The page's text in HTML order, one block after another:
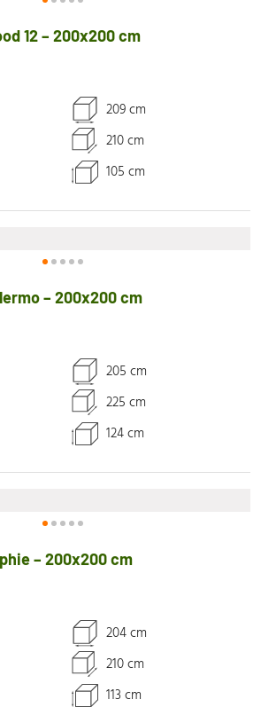
12 – 200x200 cm
209 cm
210 cm
105 cm
– 200x200 cm
205 cm
225 cm
124 cm
– 200x200 cm
204 cm
210 cm
113 cm